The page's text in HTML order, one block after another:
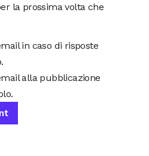
la prossima volta che
in caso di risposte
alla pubblicazione